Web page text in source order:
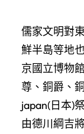
儒家文明對
鮮半島等地
京國立博物
尊、銅爵、
japan(日本)
由德川綱吉